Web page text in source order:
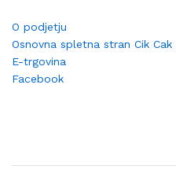
O podjetju
Osnovna spletna stran Cik Cak
E-trgovina
Facebook